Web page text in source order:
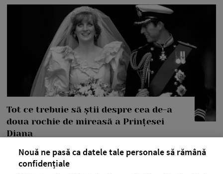
Tot ce trebuie să știi despre cea de-a
doua rochie de mireasă a Prințesei
Diana
NUNTA REGALA 20 august 2018
Prințesa Diana a purtat una dintre cele mai cunoscute și
Nouă ne pasă ca datele tale personale să rămână
confidențiale